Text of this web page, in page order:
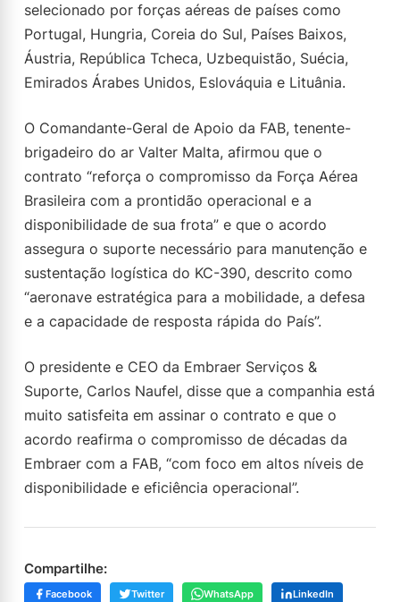
selecionado por forças aéreas de países como
Portugal, Hungria, Coreia do Sul, Países Baixos,
Áustria, República Tcheca, Uzbequistão, Suécia,
Emirados Árabes Unidos, Eslováquia e Lituânia.
O Comandante-Geral de Apoio da FAB, tenente-
brigadeiro do ar Valter Malta, afirmou que o
contrato “reforça o compromisso da Força Aérea
Brasileira com a prontidão operacional e a
disponibilidade de sua frota” e que o acordo
assegura o suporte necessário para manutenção e
sustentação logística do KC-390, descrito como
“aeronave estratégica para a mobilidade, a defesa
e a capacidade de resposta rápida do País”.
O presidente e CEO da Embraer Serviços &
Suporte, Carlos Naufel, disse que a companhia está
muito satisfeita em assinar o contrato e que o
acordo reafirma o compromisso de décadas da
Embraer com a FAB, “com foco em altos níveis de
disponibilidade e eficiência operacional”.
Compartilhe:
Facebook Twitter WhatsApp
LinkedIn